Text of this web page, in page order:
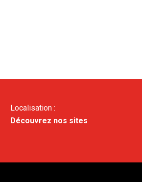
Localisation :
Découvrez nos sites